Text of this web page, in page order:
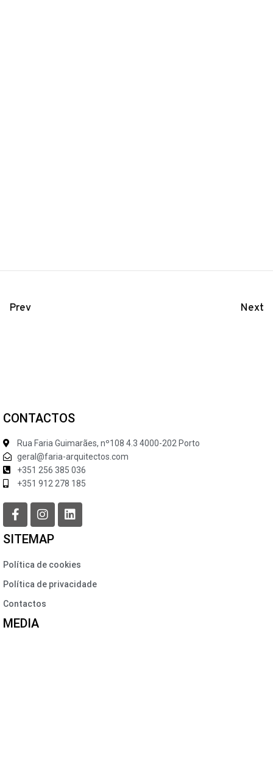
Prev Next
CONTACTOS
Rua Faria Guimarães, nº108 4.3 4000-202 Porto
geral@faria-arquitectos.com
+351 256 385 036
+351 912 278 185
SITEMAP
Política de cookies
Política de privacidade
Contactos
MEDIA